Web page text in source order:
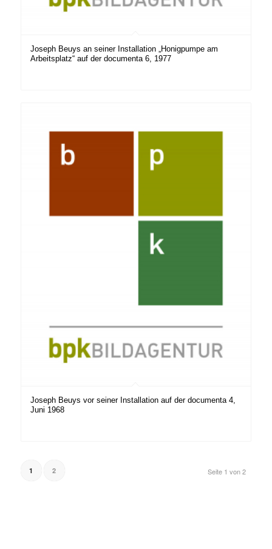
Joseph Beuys an seiner Installation „Honigpumpe am
Arbeitsplatz“ auf der documenta 6, 1977
Joseph Beuys vor seiner Installation auf der documenta 4,
Juni 1968
Seite 1 von 2
1 2